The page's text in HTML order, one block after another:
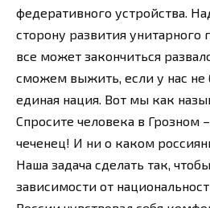
федеративного устройства.
сторону развития унитарного
все может закончиться
сможем выжить, если у нас не
единая нация. Вот мы как
Спросите человека в Грозном
чеченец! И ни о каком
Наша задача сделать так,
зависимости от